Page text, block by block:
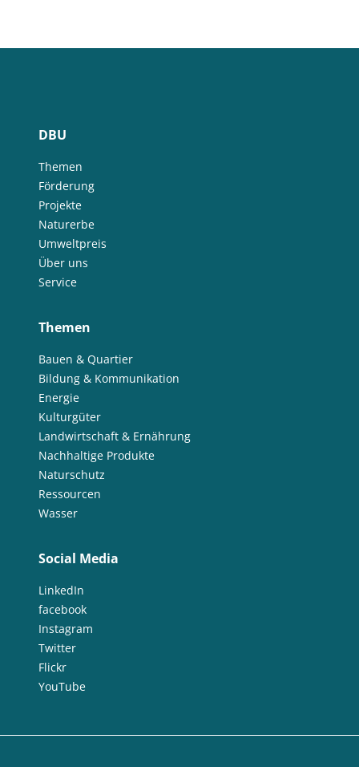
DBU
Themen
Förderung
Projekte
Naturerbe
Umweltpreis
Über uns
Service
Themen
Bauen & Quartier
Bildung & Kommunikation
Energie
Kulturgüter
Landwirtschaft & Ernährung
Nachhaltige Produkte
Naturschutz
Ressourcen
Wasser
Social Media
LinkedIn
facebook
Instagram
Twitter
Flickr
YouTube